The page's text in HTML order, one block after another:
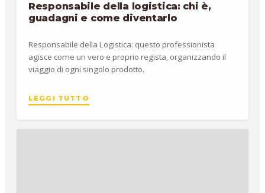
Responsabile della logistica: chi è,
guadagni e come diventarlo
Responsabile della Logistica: questo professionista
agisce come un vero e proprio regista, organizzando il
viaggio di ogni singolo prodotto.
LEGGI TUTTO